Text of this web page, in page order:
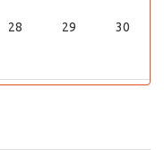
28 29 30